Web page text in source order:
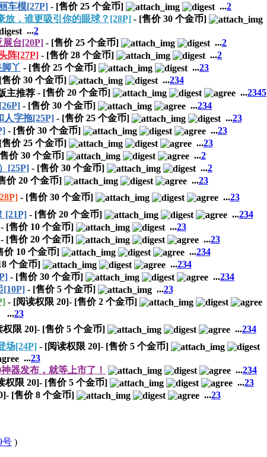
车模[27P] - [售价25 个金币] ...2
放，谁更吸引你的眼球？[28P]- [售价30个金币]
...2
展台[20P] - [售价25 个金币] ...2
阵[27P] - [售价28 个金币] ...2
丫 - [售价25 个金币] ...23
售价30 个金币] ...234
- [售价20 个金币] ...2345
- [售价30 个金币] ...234
人字拖[25P]- [售价25个金币] ...23
- [售价30个金币] ...23
价25个金币] ...23
价30个金币] ...2
[25P] - [售价30 个金币] ...2
价20个金币] ...23
- [售价30个金币] ...23
[21P]- [售价20个金币] ...234
- [售价 10 个金币] ...23
- [售价20 个金币] ...23
价 10个金币] ...234
个金币] ...234
- [售价30 个金币] ...234
[10P]- [售价5个金币] ...23
- [阅读权限 20]- [售价2 个金币]
...23
权限 20]- [售价5 个金币] ...234
场[24P]- [阅读权限 20]- [售价5个金币]
...23
器发布，就等上市了！
...234
权限 20]- [售价5 个金币] ...23
]- [售价8 个金币] ...23
号 )